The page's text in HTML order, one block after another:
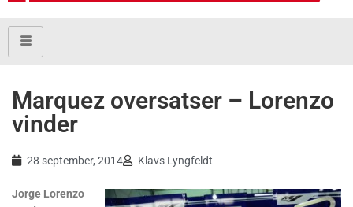
Marquez oversatser – Lorenzo
vinder
28 september, 2014 Klavs Lyngfeldt
Jorge Lorenzo